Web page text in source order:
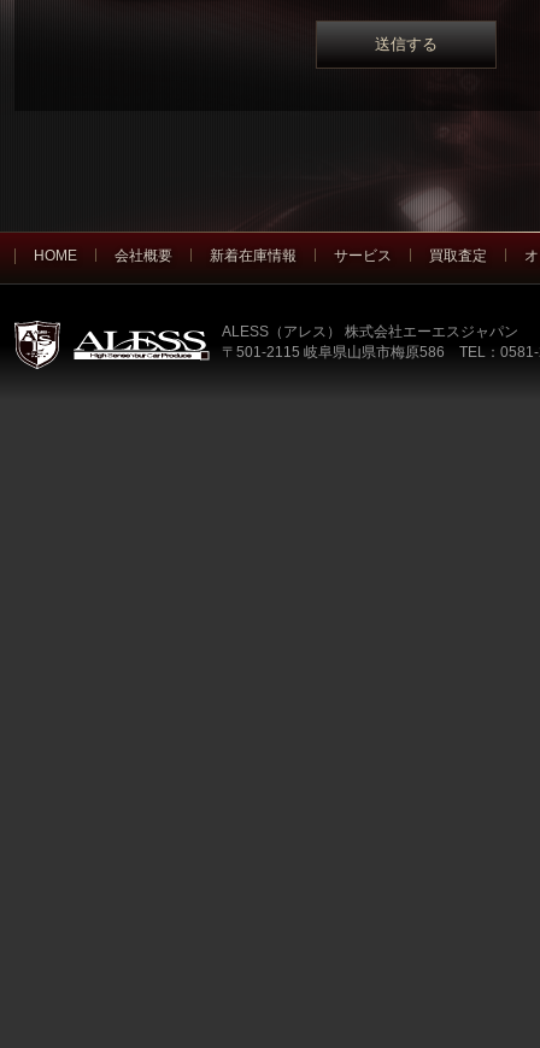
HOME 会社概要 新着在庫情報 サービス 買取査定
ALESS（アレス） 株式会社エーエスジャパン
〒501-2115 岐阜県山県市梅原586 TEL：